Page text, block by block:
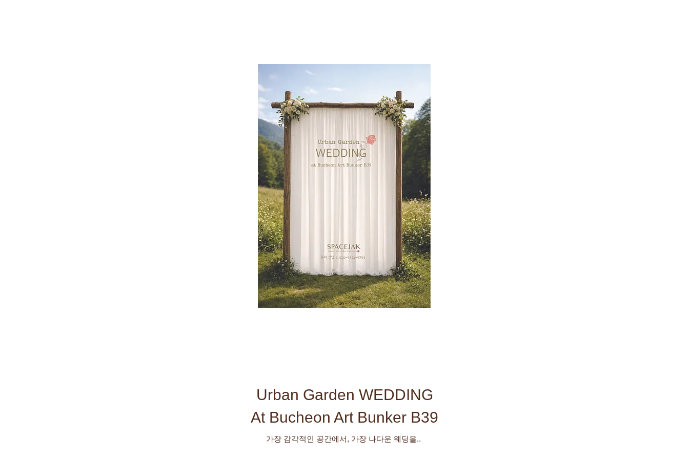
Urban Garden WEDDING
At Bucheon Art Bunker B39
​가장 감각적인 공간에서, 가장 나다운 웨딩을..